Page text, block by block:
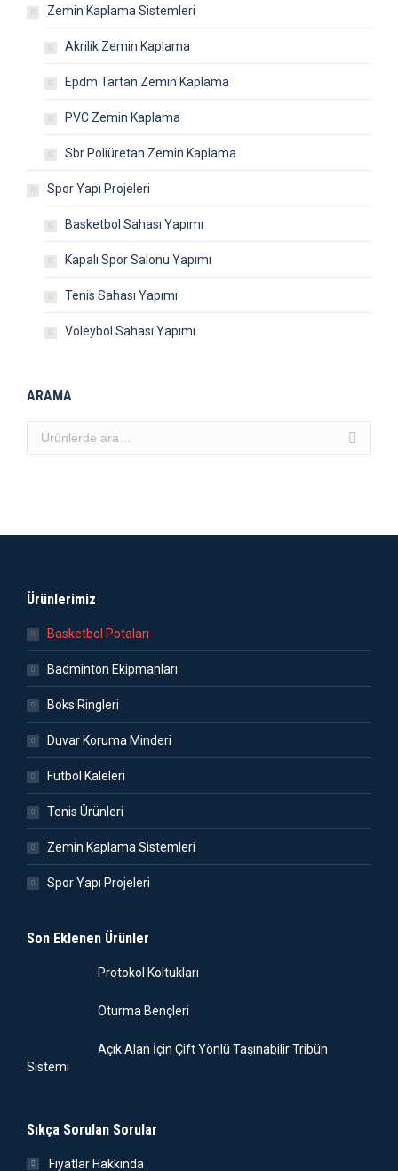
Zemin Kaplama Sistemleri
Akrilik Zemin Kaplama
Epdm Tartan Zemin Kaplama
PVC Zemin Kaplama
Sbr Poliüretan Zemin Kaplama
Spor Yapı Projeleri
Basketbol Sahası Yapımı
Kapalı Spor Salonu Yapımı
Tenis Sahası Yapımı
Voleybol Sahası Yapımı
ARAMA
Ürünlerimiz
Basketbol Potaları
Badminton Ekipmanları
Boks Ringleri
Duvar Koruma Minderi
Futbol Kaleleri
Tenis Ürünleri
Zemin Kaplama Sistemleri
Spor Yapı Projeleri
Son Eklenen Ürünler
Protokol Koltukları
Oturma Bençleri
Açık Alan İçin Çift Yönlü Taşınabilir Tribün
Sistemi
Sıkça Sorulan Sorular
Fiyatlar Hakkında